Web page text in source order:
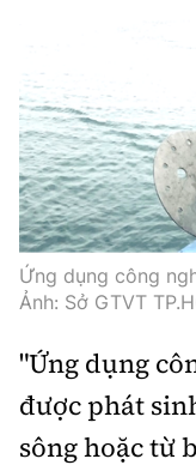
Câu chuyện giao
Giải trí - Thể thao
Cơ quan chủ
Giấy phép số: 03/
Tòa soạn: Số 2
Hà Nội.
Tổng biên tập:
Phó Tổng biên tập:
Nguyễn Đức
0901 514 799
Email:
Cấm sao chép
chấp thuận bằng
Ứng dụng công
Ảnh: Sở GTVT
"Ứng dụng
được phát
sông hoặc từ